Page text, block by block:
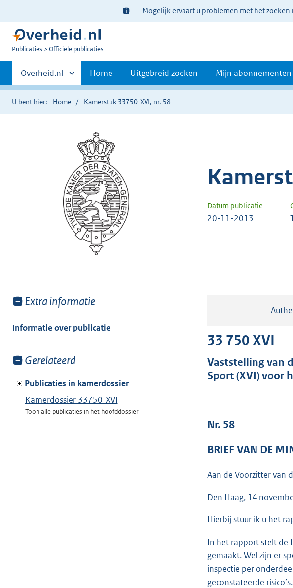
Ter
informatie:
Mogelijk ervaart u problemen met het zoeken
U
Publicaties Officiële publicaties
Primaire
navigatie
Andere
sites
binnen
Overheid.nl Home Uitgebreid zoeken Mijn abonnementen
U bent hier: Home Kamerstuk 33750-XVI, nr. 58
Datum publicatie
20-11-2013
Toon
van:
Extra informatie
Informatie over publicatie
Toon
van:
Gerelateerd
Publicaties in kamerdossier
Kamerdossier 33750-XVI
Toon alle publicaties in het hoofddossier
33 750 XVI
Vaststelling van
Sport (XVI) voor
Nr. 58
BRIEF VAN DE
Aan de Voorzitter van
Den Haag, 14
Hierbij stuur ik u het
In het rapport stelt de
gemaakt. Wel zijn er
inspectie per
geconstateerde risico’s.